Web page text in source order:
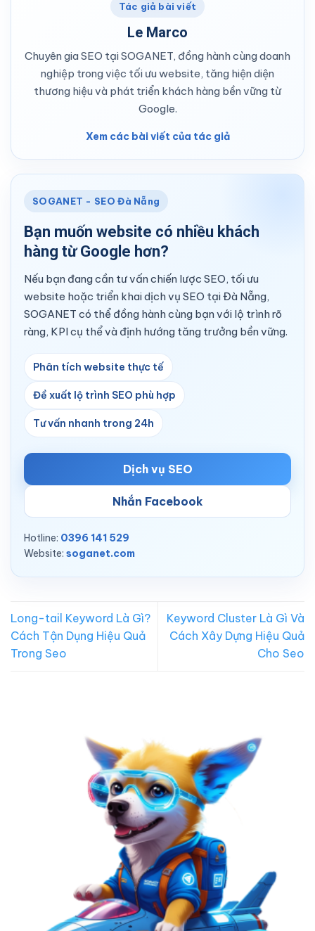
Tác giả bài viết
Le Marco
Chuyên gia SEO tại SOGANET, đồng hành cùng doanh
nghiệp trong việc tối ưu website, tăng hiện diện
thương hiệu và phát triển khách hàng bền vững từ
Google.
Xem các bài viết của tác giả
SOGANET - SEO Đà Nẵng
Bạn muốn website có nhiều khách
hàng từ Google hơn?
Nếu bạn đang cần tư vấn chiến lược SEO, tối ưu
website hoặc triển khai dịch vụ SEO tại Đà Nẵng,
SOGANET có thể đồng hành cùng bạn với lộ trình rõ
ràng, KPI cụ thể và định hướng tăng trưởng bền vững.
Phân tích website thực tế
Đề xuất lộ trình SEO phù hợp
Tư vấn nhanh trong 24h
Dịch vụ SEO
Nhắn Facebook
Hotline: 0396 141 529
Website: soganet.com
Long-tail Keyword Là Gì?
Cách Tận Dụng Hiệu Quả
Trong Seo
Keyword Cluster Là Gì Và
Cách Xây Dựng Hiệu Quả
Cho Seo